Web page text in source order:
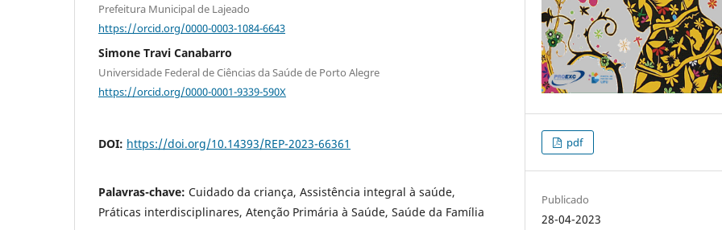
Prefeitura Municipal de Lajeado
https://orcid.org/0000-0003-1084-6643
Simone Travi Canabarro
Universidade Federal de Ciências da Saúde de Porto Alegre
https://orcid.org/0000-0001-9339-590X
DOI: https://doi.org/10.14393/REP-2023-66361
Palavras-chave: Cuidado da criança, Assistência integral à saúde,
Práticas interdisciplinares, Atenção Primária à Saúde, Saúde da Família
pdf
Publicado
28-04-2023